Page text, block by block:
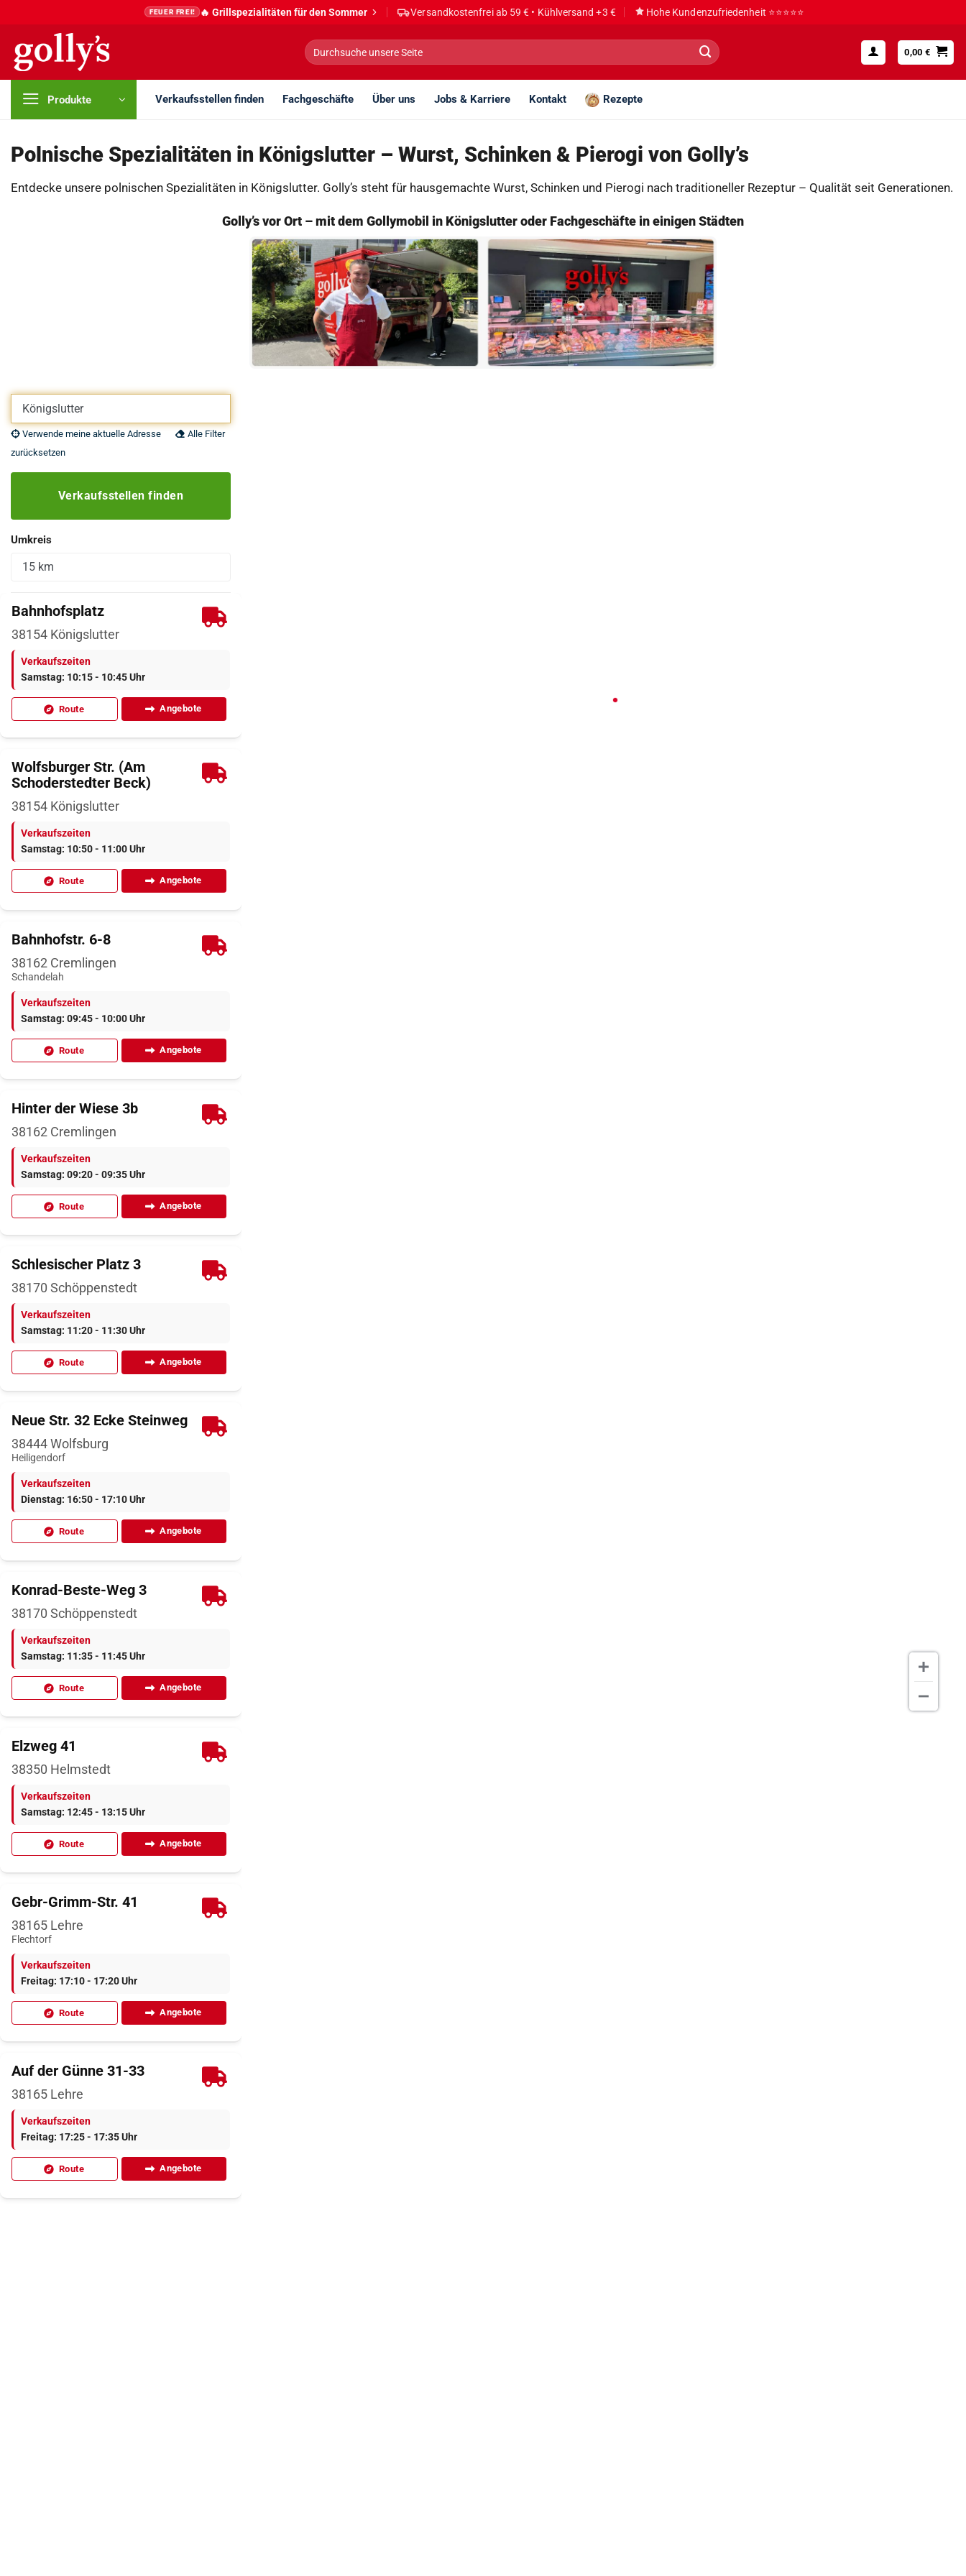
springen
FEUER FREI! 🔥 Grillspezialitäten für den Sommer Versandkostenfrei ab 59 € • Kühlversand +3 € Hohe Kundenzufriedenheit ⭐⭐⭐⭐⭐
Suche
nach:
0,00€
Produkte Verkaufsstellen finden Fachgeschäfte Über uns Jobs & Karriere Kontakt Rezepte
Polnische Spezialitäten in Königslutter – Wurst, Schinken & Pierogi von Golly’s
Entdecke unsere polnischen Spezialitäten in Königslutter. Golly’s steht für hausgemachte Wurst, Schinken und Pierogi nach traditioneller Rezeptur – Qualität seit Generationen.
Golly’s vor Ort – mit dem Gollymobil in Königslutter oder Fachgeschäfte in einigen Städten
Eigene Adresse eingeben
Verwende meine aktuelle Adresse
Alle Filter
zurücksetzen
Verkaufsstellen finden
Umkreis
Bahnhofsplatz
38154 Königslutter
Verkaufszeiten
Samstag: 10:15 - 10:45 Uhr
Route Angebote
Wolfsburger Str. (Am
Schoderstedter Beck)
38154 Königslutter
Verkaufszeiten
Samstag: 10:50 - 11:00 Uhr
Route Angebote
Bahnhofstr. 6-8
38162 Cremlingen
Schandelah
Verkaufszeiten
Samstag: 09:45 - 10:00 Uhr
Route Angebote
Hinter der Wiese 3b
38162 Cremlingen
Verkaufszeiten
Samstag: 09:20 - 09:35 Uhr
Route Angebote
Schlesischer Platz 3
38170 Schöppenstedt
Verkaufszeiten
Samstag: 11:20 - 11:30 Uhr
Route Angebote
Neue Str. 32 Ecke Steinweg
38444Wolfsburg
Heiligendorf
Verkaufszeiten
Dienstag: 16:50 - 17:10 Uhr
Route Angebote
Konrad-Beste-Weg 3
38170 Schöppenstedt
Verkaufszeiten
Samstag: 11:35 - 11:45 Uhr
Route Angebote
Elzweg 41
38350 Helmstedt
Verkaufszeiten
Samstag: 12:45 - 13:15 Uhr
Route Angebote
Gebr-Grimm-Str. 41
38165 Lehre
Flechtorf
Verkaufszeiten
Freitag: 17:10 - 17:20 Uhr
Route Angebote
Auf der Günne 31-33
38165 Lehre
Verkaufszeiten
Freitag: 17:25 - 17:35 Uhr
Route Angebote